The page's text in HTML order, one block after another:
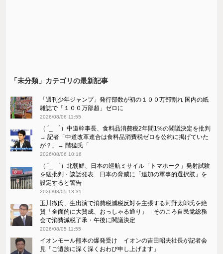
「未分類」カテゴリの最新記事
「週刊少年ジャンプ」発行部数が初の１００万部割れ 国内の紙
雑誌で「１００万部超」ゼロに
2026/08/06 11:55
（ ´_ゝ`）中道幹事長、食料品消費税2年間1%の閣議決定を批判
→ 記者「中道改革連合は食料品消費税ゼロを公約に掲げていた
が？」→ 階猛氏「
2026/08/06 10:16
（ ´_ゝ`）北朝鮮、日本の巡航ミサイル「‌トマホーク」発射試験
を猛批判・談話発表 日本の脅威に「追加の軍事的選択肢」を
設定すると警告
2026/08/05 13:31
玉川徹氏、生出演で消費税減税反対を主張する河野太郎氏を絶
賛「全面的に大賛成、おっしゃる通り」 そのころ自民党総務
会で消費減税了承・午後に閣議決定
2026/08/05 11:55
イオンモール熊本の爆発受け イオンの吉田昭夫社長が記者会
見「ご遺族に深く深くおわび申し上げます」